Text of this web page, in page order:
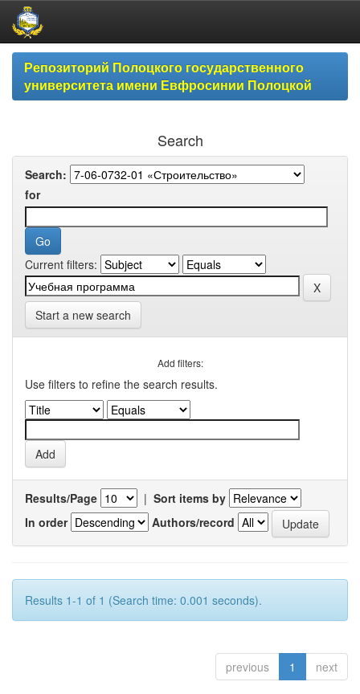
Skip
navigationРепозиторий Полоцкого государственного
университета имени Евфросинии Полоцкой
Search
Search:
for
Current filters:
Start a new search
Add filters:
Use filters to refine the search results.
Results/Page | Sort items by
In order
Authors/record
Results 1-1 of 1 (Search time: 0.001 seconds).
previous 1 next